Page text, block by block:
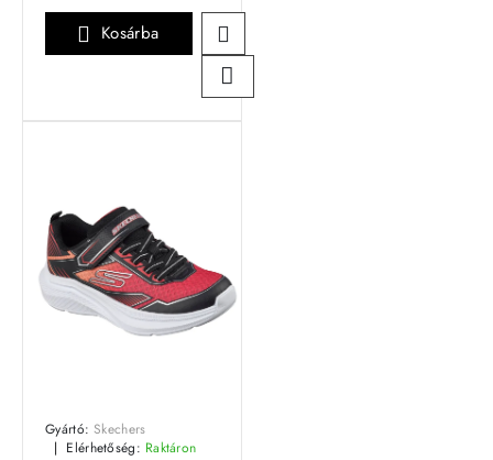
Kosárba
Gyártó: Skechers
Elérhetőség: Raktáron